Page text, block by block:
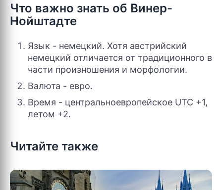
Что важно знать об Винер-
Нойштадте
Язык - немецкий. Хотя австрийский
немецкий отличается от традиционного в
части произношения и морфологии.
Валюта - евро.
Время - центральноевропейское UTC +1,
летом +2.
Читайте также